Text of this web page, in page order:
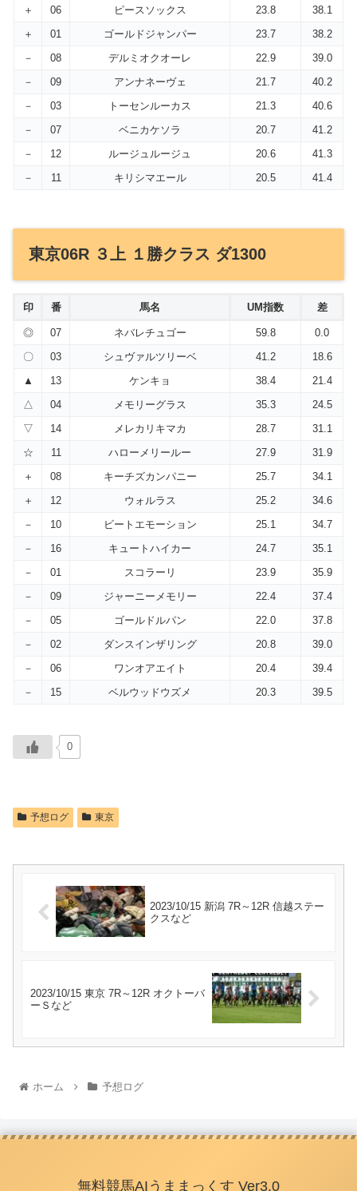
＋
06 ピースソックス 23.8
38.1
＋
01 ゴールドジャンパー 23.7
38.2
－
08 デルミオクオーレ 22.9
39.0
－
09 アンナネーヴェ 21.7
40.2
－
03 トーセンルーカス 21.3
40.6
－
07 ベニカケソラ 20.7
41.2
－
12 ルージュルージュ 20.6
41.3
－
11 キリシマエール 20.5 41.4
東京06R ３上 １勝クラス ダ1300
印 番 馬名 UM指数 差
◎ 07 ネバレチュゴー 59.8
0.0
〇
03 シュヴァルツリーベ 41.2
18.6
▲
13 ケンキョ 38.4
21.4
△
04 メモリーグラス 35.3
24.5
▽
14 メレカリキマカ 28.7
31.1
☆
11 ハローメリールー 27.9
31.9
＋
08 キーチズカンパニー 25.7
34.1
＋
12 ウォルラス 25.2
34.6
－
10 ビートエモーション 25.1
34.7
－
16 キュートハイカー 24.7
35.1
－
01 スコラーリ 23.9
35.9
－
09 ジャーニーメモリー 22.4
37.4
－
05 ゴールドルパン 22.0
37.8
－
02 ダンスインザリング 20.8
39.0
－
06 ワンオアエイト 20.4
39.4
－
15 ベルウッドウズメ 20.3 39.5
0
予想ログ 東京
2023/10/15 新潟 7R～12R 信越ステー
クスなど
2023/10/15 東京 7R～12R オクトーバ
ーＳなど
ホーム 予想ログ
無料競馬AIうままっくす Ver3.0